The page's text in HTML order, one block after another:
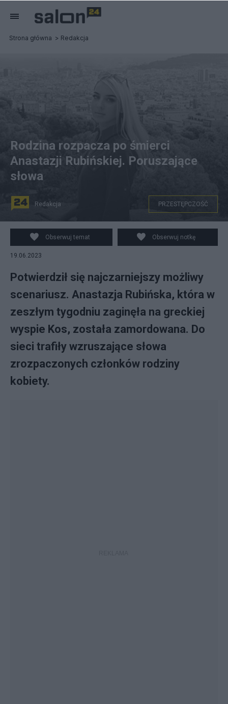
Strona główna Redakcja
źródło: Facebook
Rodzina rozpacza po śmierci
Anastazji Rubińskiej. Poruszające
słowa
Redakcja PRZESTĘPCZOŚĆ
Obserwuj temat Obserwuj notkę
19.06.2023
Potwierdził się najczarniejszy możliwy
scenariusz. Anastazja Rubińska, która w
zeszłym tygodniu zaginęła na greckiej
wyspie Kos, została zamordowana. Do
sieci trafiły wzruszające słowa
zrozpaczonych członków rodziny
kobiety.